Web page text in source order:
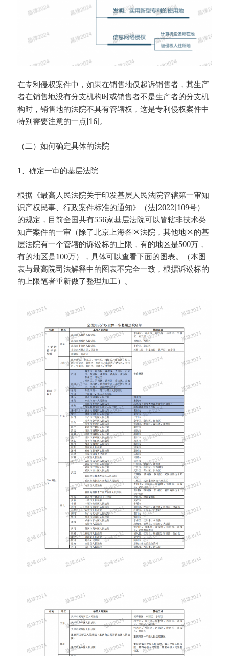
在专利侵权案件中，如果在销售地仅起诉销售者，其生产
者在销售地没有分支机构时或销售者不是生产者的分支机
构时，销售地的法院不具有管辖权，这是专利侵权案件中
特别需要注意的一点[16]。
（二）如何确定具体的法院
1、确定一审的基层法院
根据《最高人民法院关于印发基层人民法院管辖第一审知
识产权民事、行政案件标准的通知》（法[2022]109号）
的规定，目前全国共有556家基层法院可以管辖非技术类
知产案件的一审（除了北京上海各区法院，其他地区的基
层法院有一个管辖的诉讼标的上限，有的地区是500万，
有的地区是100万），具体可以查看下面的图表。（本图
表与最高院司法解释中的图表不完全一致，根据诉讼标的
的上限笔者重新做了整理加工）。